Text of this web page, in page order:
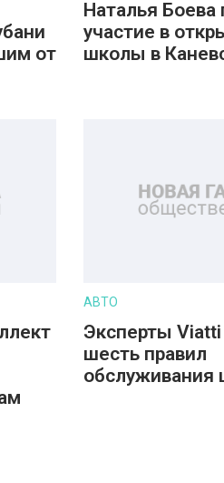
от
Наталья Боева
участие в
школы в
АВТО
Эксперты Viatti
шесть правил
обслуживания